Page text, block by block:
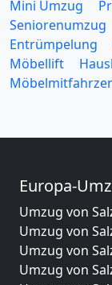
Mini Umzug
Seniorenumzug
Entrümpelung
Möbellift
Europa-
Umzug von
Umzug von
Umzug von
Umzug von